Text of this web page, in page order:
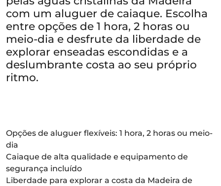
com um aluguer de caiaque. Escolha
entre opções de 1 hora, 2 horas ou
meio-dia e desfrute da liberdade de
explorar enseadas escondidas e a
deslumbrante costa ao seu próprio
ritmo.
Opções de aluguer flexíveis: 1 hora, 2 horas ou meio-
dia
Caiaque de alta qualidade e equipamento de
segurança incluído
Liberdade para explorar a costa da Madeira de